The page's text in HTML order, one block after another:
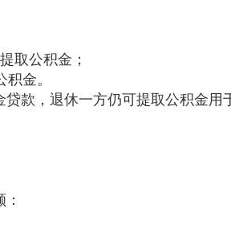
取公积金；
金。
款，退休一方仍可提取公积金